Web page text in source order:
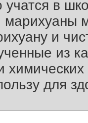
учатся в
марихуаны
и
из
для